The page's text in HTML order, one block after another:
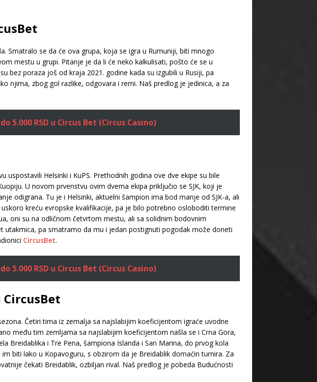
Smatralo se da će ova grupa, koja se igra u Rumuniji, biti mnogo
mestu u grupi. Pitanje je da li će neko kalkulisati, pošto će se u
bez poraza još od kraja 2021. godine kada su izgubili u Rusiji, pa
njima, zbog gol razlike, odgovara i remi. Naš predlog je jedinica, a za
5.000 RSD u Circus Bet (Circus Casino)
Helsinki i KuPS. Prethodnih godina ove dve ekipe su bile
U novom prvenstvu ovim dvema ekipa priključio se SJK, koji je
odigrana. Tu je i Helsinki, aktuelni šampion ima bod manje od SJK-a, ali
kreću evropske kvalifikacije, pa je bilo potrebno osloboditi termine
oni su na odličnom četvrtom mestu, ali sa solidnim bodovnim
pa smatramo da mu i jedan postignuti pogodak može doneti
CircusBet.
5.000 RSD u Circus Bet (Circus Casino)
CircusBet
Četiri tima iz zemalja sa najslabijim koeficijentom igraće uvodne
među tim zemljama sa najslabijim koeficijentom našla se i Crna Gora,
Breidablika i Tre Pena, šampiona Islanda i San Marina, do prvog kola
biti lako u Kopavoguru, s obzirom da je Breidablik domaćin turnira. Za
čekati Breidablik, ozbiljan rival. Naš predlog je pobeda Budućnosti